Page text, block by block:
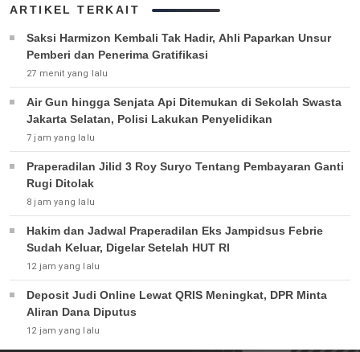
ARTIKEL TERKAIT
Saksi Harmizon Kembali Tak Hadir, Ahli Paparkan Unsur
Pemberi dan Penerima Gratifikasi
27 menit yang lalu
Air Gun hingga Senjata Api Ditemukan di Sekolah Swasta
Jakarta Selatan, Polisi Lakukan Penyelidikan
7 jam yang lalu
Praperadilan Jilid 3 Roy Suryo Tentang Pembayaran Ganti
Rugi Ditolak
8 jam yang lalu
Hakim dan Jadwal Praperadilan Eks Jampidsus Febrie
Sudah Keluar, Digelar Setelah HUT RI
12 jam yang lalu
Deposit Judi Online Lewat QRIS Meningkat, DPR Minta
Aliran Dana Diputus
12 jam yang lalu